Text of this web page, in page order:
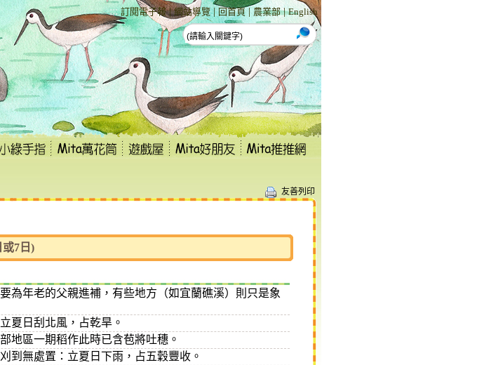
::: 訂閱電子報 |網站導覽 |回首頁 | 農業部 |English
友善列印
或7日)
為年老的父親進補，有些地方（如宜蘭礁溪）則只是象
夏日刮北風，占乾旱。
地區一期稻作此時已含苞將吐穗。
到無處置：立夏日下雨，占五穀豐收。